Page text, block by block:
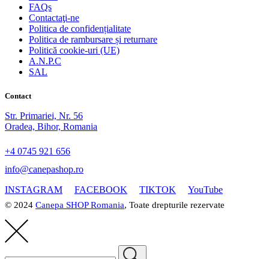
FAQs
Contactaţi-ne
Politica de confidențialitate
Politica de rambursare și returnare
Politică cookie-uri (UE)
A.N.P.C
SAL
Contact
Str. Primariei, Nr. 56
Oradea, Bihor, Romania
+4 0745 921 656
info@canepashop.ro
INSTAGRAM
FACEBOOK TIKTOK YouTube
© 2024 Canepa SHOP Romania, Toate drepturile rezervate